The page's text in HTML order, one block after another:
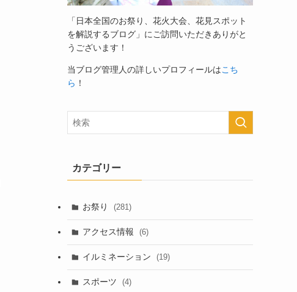
「日本全国のお祭り、花火大会、花見スポット
を解説するブログ」 にご訪問いただきありがと
うございます！
当ブログ管理人の詳しいプロフィールはこち
ら ！
カテゴリー
お祭り (281)
アクセス情報 (6)
イルミネーション (19)
スポーツ (4)